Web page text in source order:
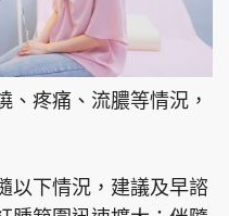
、疼痛、流膿等情況，
以下情況，建議及早諮